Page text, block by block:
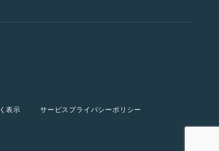
表示 サービスプライバシーポリシー